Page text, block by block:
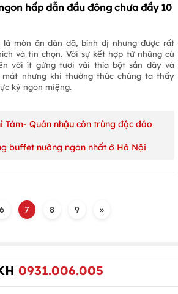
hấp dẫn đầu đông chưa đầy 10
là món ăn dân dã, bình dị nhưng được rất
và tin chọn. Với sự kết hợp từ những củ
với ít gừng tươi vài thìa bột sắn dây và
nhưng khi thưởng thức chúng ta thấy
kỳ ngon miệng.
Tàm- Quán nhậu côn trùng độc đáo
buffet nướng ngon nhất ở Hà Nội
6 7 8 9 »
0931.006.005